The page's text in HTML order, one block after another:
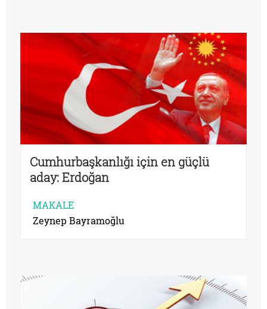
Cumhurbaşkanlığı için en güçlü
aday: Erdoğan
MAKALE
Zeynep Bayramoğlu